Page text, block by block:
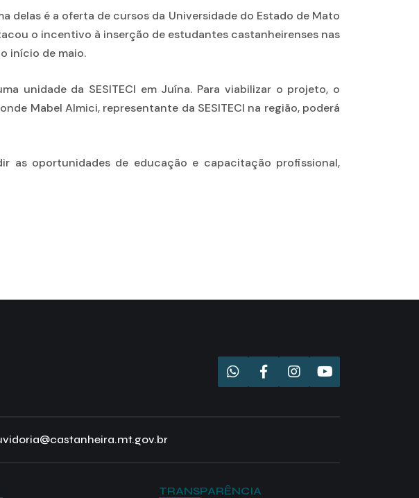
delas é a oferta de cursos da Universidade do Estado de Mato
o incentivo à inserção de estudantes castanheirenses nas
início de maio.
unidade da SESITECI em Juína. Para viabilizar o projeto, o
Mabel Almici, representante da SESITECI na região, poderá
as oportunidades de educação e capacitação profissional,
TRANSPARÊNCIA